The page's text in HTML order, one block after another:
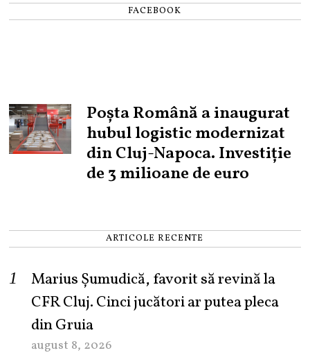
FACEBOOK
Poșta Română a inaugurat
hubul logistic modernizat
din Cluj-Napoca. Investiție
de 3 milioane de euro
ARTICOLE RECENTE
Marius Șumudică, favorit să revină la
CFR Cluj. Cinci jucători ar putea pleca
din Gruia
august 8, 2026